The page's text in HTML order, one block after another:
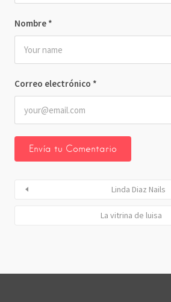
Nombre *
Correo electrónico *
Linda Diaz Nails
La vitrina de luisa